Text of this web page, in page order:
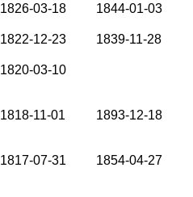
1826-03-18 1844-01-03
1822-12-23 1839-11-28
1820-03-10
1818-11-01 1893-12-18
1817-07-31 1854-04-27